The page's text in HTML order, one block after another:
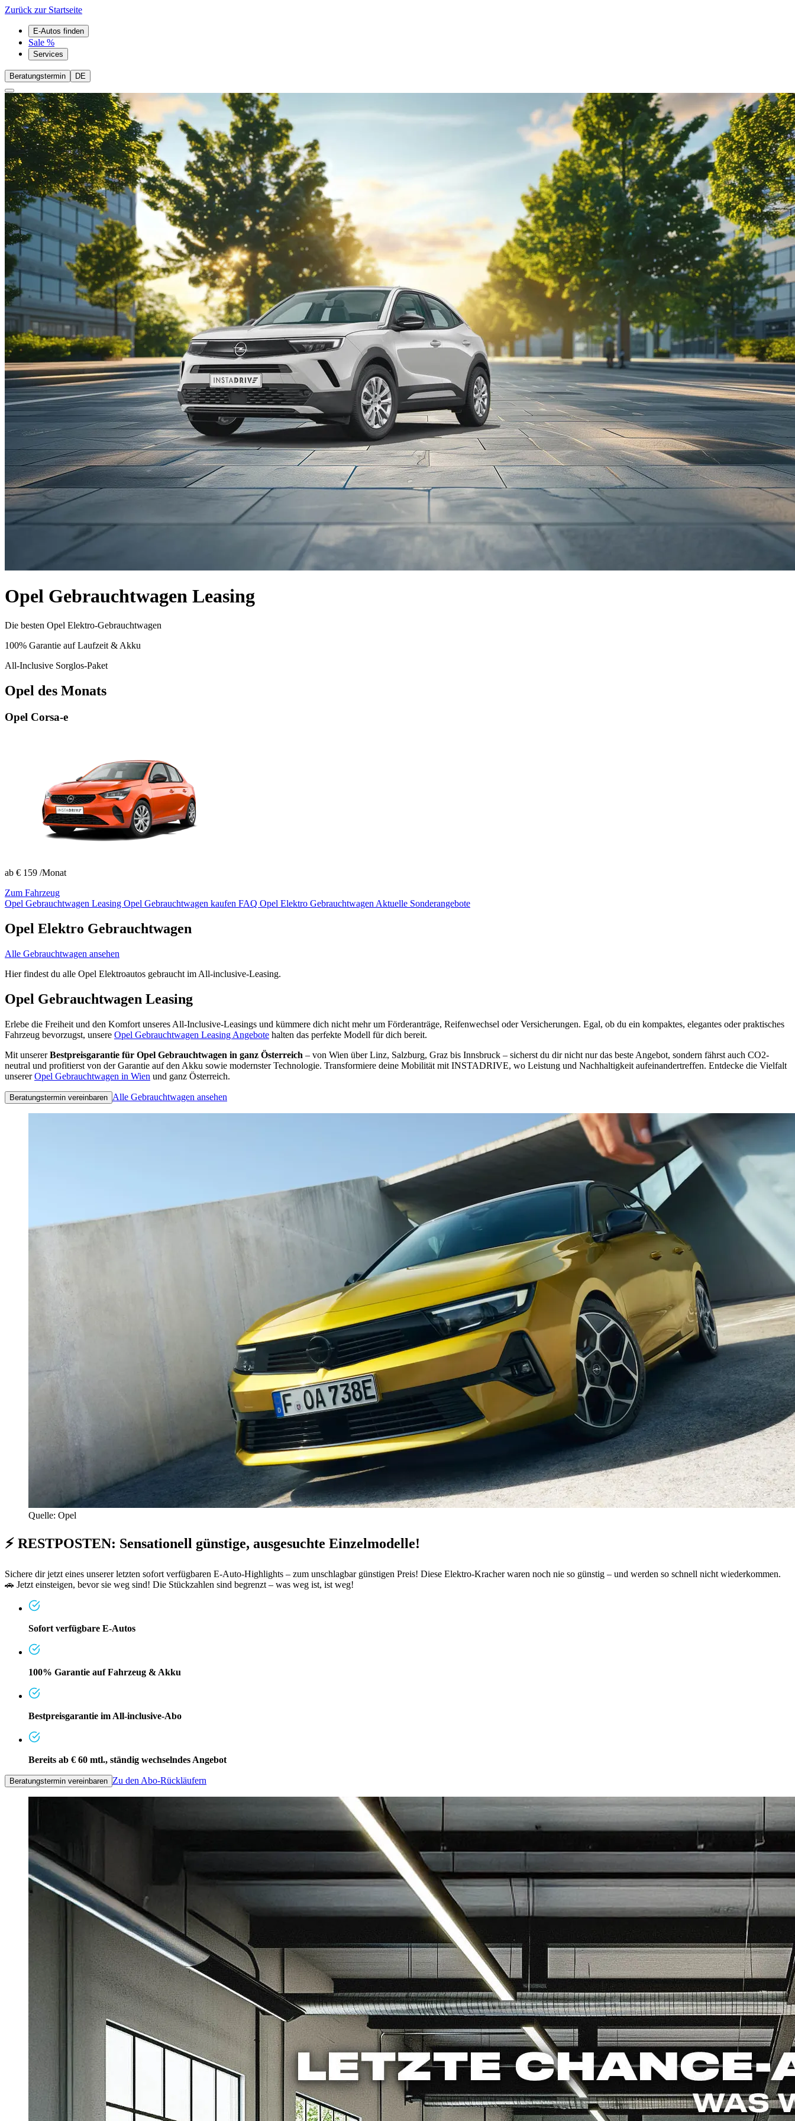
Zurück zur Startseite
E-Autos finden
Sale %
Services
Beratungstermin DE
Opel Gebrauchtwagen Leasing
Die besten Opel Elektro-Gebrauchtwagen
100% Garantie auf Laufzeit & Akku
All-Inclusive Sorglos-Paket
Opel des Monats
Opel Corsa-e
ab € 159 /Monat
Zum Fahrzeug
Opel Gebrauchtwagen Leasing Opel Gebrauchtwagen kaufen FAQ Opel Elektro GebrauchtwagenAktuelle Sonderangebote
Opel Elektro Gebrauchtwagen
Alle Gebrauchtwagen ansehen
Hier findest du alle Opel Elektroautos gebraucht im All-inclusive-Leasing.
Opel Gebrauchtwagen Leasing
Erlebe die Freiheit und den Komfort unseres All-Inclusive-Leasings und kümmere dich nicht mehr um Förderanträge, Reifenwechsel oder Versicherungen. Egal, ob du ein kompaktes, elegantes oder praktisches
Fahrzeug bevorzugst, unsere Opel Gebrauchtwagen Leasing Angebote halten das perfekte Modell für dich bereit.
Mit unsererBestpreisgarantie für Opel Gebrauchtwagen in ganz Österreich – von Wien über Linz, Salzburg, Graz bis Innsbruck – sicherst du dir nicht nur das beste Angebot, sondern fährst auch CO2-
neutral und profitierst von der Garantie auf den Akku sowie modernster Technologie. Transformiere deine Mobilität mit INSTADRIVE, wo Leistung und Nachhaltigkeit aufeinandertreffen. Entdecke die Vielfalt
unsererOpel Gebrauchtwagen in Wien und ganz Österreich.
Beratungstermin vereinbaren Alle Gebrauchtwagen ansehen
Quelle: Opel
⚡ RESTPOSTEN: Sensationell günstige, ausgesuchte Einzelmodelle!
Sichere dir jetzt eines unserer letzten sofort verfügbaren E-Auto-Highlights – zum unschlagbar günstigen Preis! Diese Elektro-Kracher waren noch nie so günstig – und werden so schnell nicht wiederkommen.
🚗 Jetzt einsteigen, bevor sie weg sind! Die Stückzahlen sind begrenzt – was weg ist, ist weg!
Sofort verfügbare E-Autos
100% Garantie auf Fahrzeug & Akku
Bestpreisgarantie im All-inclusive-Abo
Bereits ab € 60 mtl., ständig wechselndes Angebot
Beratungstermin vereinbaren Zu den Abo-Rückläufern